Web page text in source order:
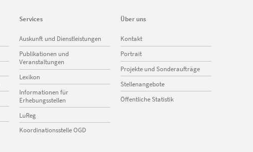
Services
Navigation
überspringen
Auskunft und Dienstleistungen
Publikationen und
Veranstaltungen
Lexikon
Informationen für
Erhebungsstellen
LuReg
Koordinationsstelle OGD
Über uns
Navigation
überspringen
Kontakt
Portrait
Projekte und Sonderaufträge
Stellenangebote
Öffentliche Statistik